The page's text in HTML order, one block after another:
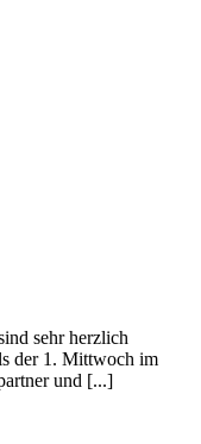
sehr herzlich
der 1. Mittwoch im
und [...]